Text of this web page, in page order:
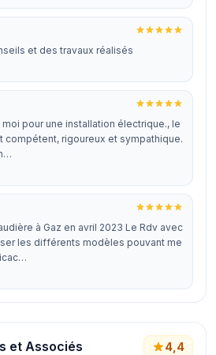
et des travaux réalisés
pour une installation électrique., le
compétent, rigoureux et sympathique.
à Gaz en avril 2023 Le Rdv avec
les différents modèles pouvant me
et Associés 4,4